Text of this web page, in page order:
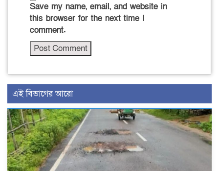
Save my name, email, and website in
this browser for the next time I
comment.
এই বিভাগের আরো